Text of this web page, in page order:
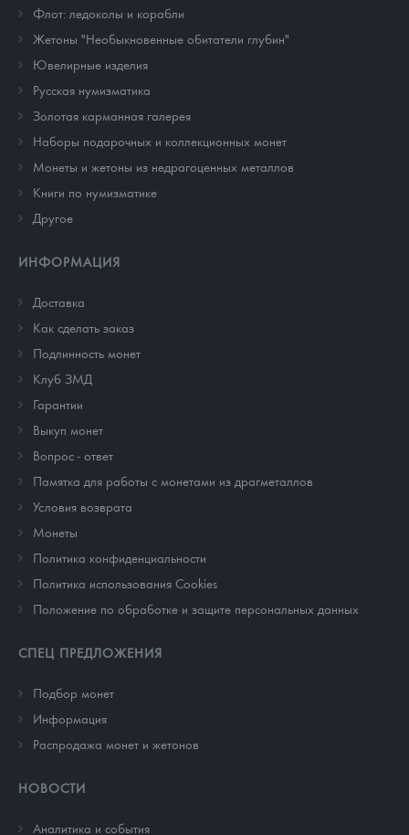
Флот: ледоколы и корабли
Жетоны "Необыкновенные обитатели глубин"
Ювелирные изделия
Русская нумизматика
Золотая карманная галерея
Наборы подарочных и коллекционных монет
Монеты и жетоны из недрагоценных металлов
Книги по нумизматике
Другое
ИНФОРМАЦИЯ
Доставка
Как сделать заказ
Подлинность монет
Клуб ЗМД
Гарантии
Выкуп монет
Вопрос - ответ
Памятка для работы с монетами из драгметаллов
Условия возврата
Монеты
Политика конфиденциальности
Политика использования Cookies
Положение по обработке и защите персональных данных
СПЕЦ ПРЕДЛОЖЕНИЯ
Подбор монет
Информация
Распродажа монет и жетонов
НОВОСТИ
Аналитика и события